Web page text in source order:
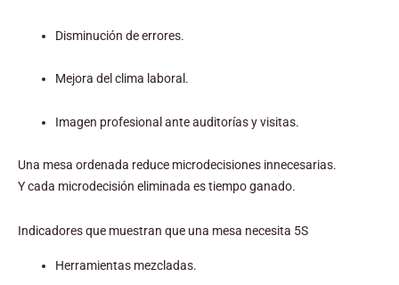
Disminución de errores.
Mejora del clima laboral.
Imagen profesional ante auditorías y visitas.
Una mesa ordenada reduce microdecisiones innecesarias.
Y cada microdecisión eliminada es tiempo ganado.
Indicadores que muestran que una mesa necesita 5S
Herramientas mezcladas.